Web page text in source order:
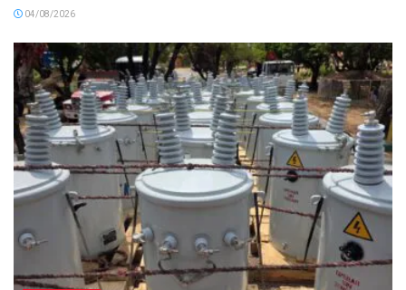
04/08/2026